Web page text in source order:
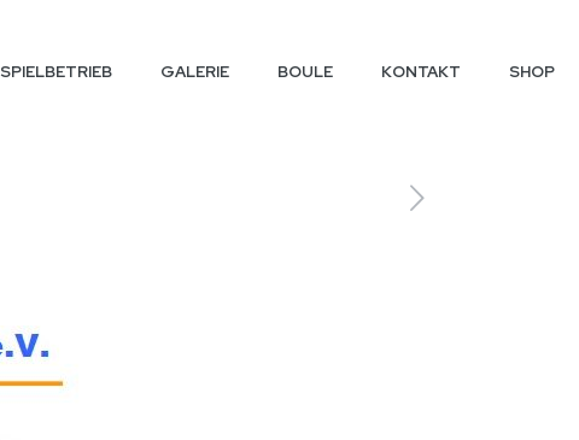
SPIELBETRIEB GALERIE BOULE KONTAKT SHOP